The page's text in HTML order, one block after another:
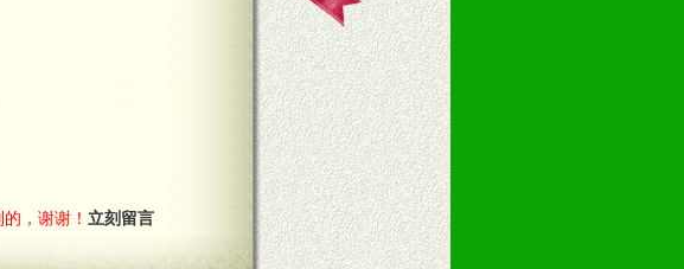
，谢谢！ 立刻留言